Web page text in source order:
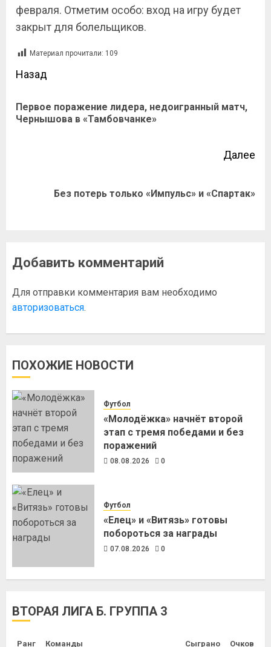
февраля. Отметим особо: вход на игру будет
закрыт для болельщиков.
Материал прочитали: 109
Назад
Первое поражение лидера, недоигранный матч,
Чернышова в «Тамбовчанке»
Далее
Без потерь только «Импульс» и «Спартак»
Добавить комментарий
Для отправки комментария вам необходимо
авторизоваться.
ПОХОЖИЕ НОВОСТИ
Футбол
«Молодёжка» начнёт второй
этап с тремя победами и без
поражений
08.08.2026 0
Футбол
«Елец» и «Витязь» готовы
побороться за награды
07.08.2026 0
ВТОРАЯ ЛИГА Б. ГРУППА 3
Ранг Команды Сыграно Очков